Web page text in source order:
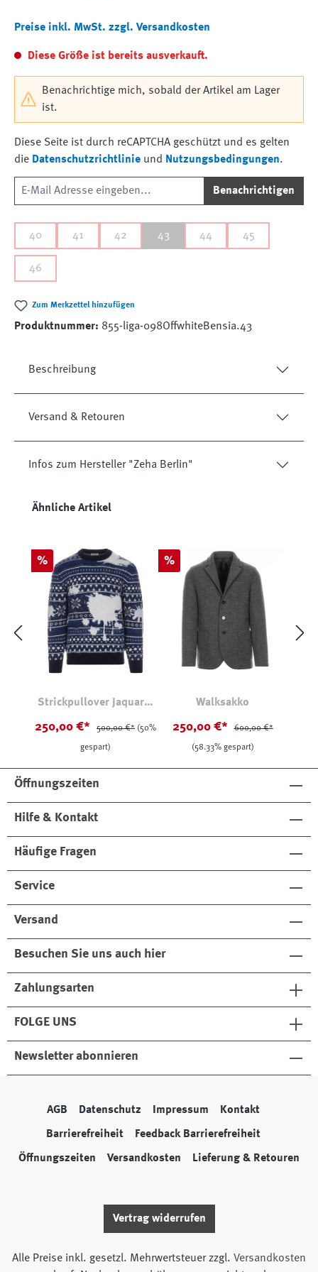
Preise inkl. MwSt. zzgl. Versandkosten
Diese Größe ist bereits ausverkauft.
Benachrichtige mich, sobald der Artikel am Lager
ist.
Diese Seite ist durch reCAPTCHA geschützt und es gelten
die Datenschutzrichtlinie und Nutzungsbedingungen.
Benachrichtigen
40 41 42 43 44 45
46
Zum Merkzettel hinzufügen
Produktnummer: 855-liga-098OffwhiteBensia.43
Beschreibung
Versand & Retouren
Infos zum Hersteller "Zeha Berlin"
Produktgalerie überspringen
Ähnliche Artikel
Rabatt
%
Strickpullover Jaquard-
250,00 €* 500,00 €* (50%
gespart)
Rabatt
%
Walksakko
250,00 €* 600,00 €*
(58.33% gespart)
Öffnungszeiten
Hilfe & Kontakt
Häufige Fragen
Service
Versand
Besuchen Sie uns auch hier
Zahlungsarten
FOLGE UNS
Newsletter abonnieren
AGB Datenschutz Impressum Kontakt
Barrierefreiheit Feedback Barrierefreiheit
Öffnungszeiten Versandkosten Lieferung & Retouren
Vertrag widerrufen
Alle Preise inkl. gesetzl. Mehrwertsteuer zzgl. Versandkosten